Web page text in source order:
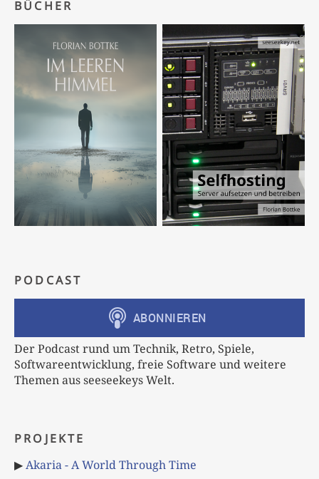
BÜCHER
PODCAST
Der Podcast rund um Technik, Retro, Spiele,
Softwareentwicklung, freie Software und weitere
Themen aus seeseekeys Welt.
PROJEKTE
▶Akaria - A World Through Time